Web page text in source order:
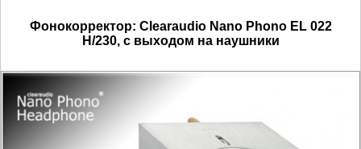
Фонокорректор: Clearaudio Nano Phono EL 022
H/230, с выходом на наушники